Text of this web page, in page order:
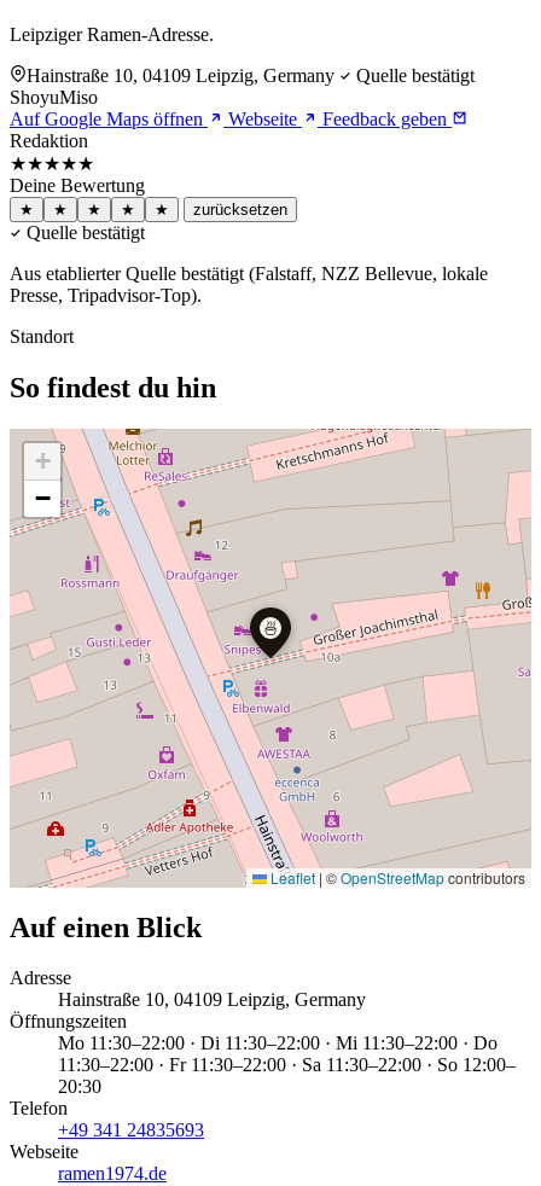
Leipziger Ramen-Adresse.
Hainstraße 10, 04109 Leipzig, Germany
Quelle bestätigt
ShoyuMiso
Auf Google Maps öffnen
Webseite
Feedback geben
Redaktion
★★★★★
Deine Bewertung
★ ★ ★ ★ ★ zurücksetzen
Quelle bestätigt
Aus etablierter Quelle bestätigt (Falstaff, NZZ Bellevue, lokale
Presse, Tripadvisor-Top).
Standort
So findest du hin
🍜
+
−
Leaflet | ©OpenStreetMapcontributors
Auf einen Blick
Adresse
Hainstraße 10, 04109 Leipzig, Germany
Öffnungszeiten
Mo 11:30–22:00 · Di 11:30–22:00 · Mi 11:30–22:00 · Do
11:30–22:00 · Fr 11:30–22:00 · Sa 11:30–22:00 · So 12:00–
20:30
Telefon
+49 341 24835693
Webseite
ramen1974.de